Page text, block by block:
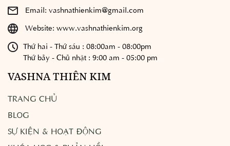
Email: vashnathienkim@gmail.com
Website: www.vashnathienkim.org
Thứ hai - Thứ sáu : 08:00am - 08:00pm
Thứ bảy - Chủ nhật : 9:00 am - 05:00 pm
VASHNA THIÊN KIM
TRANG CHỦ
BLOG
SỰ KIỆN & HOẠT ĐỘNG